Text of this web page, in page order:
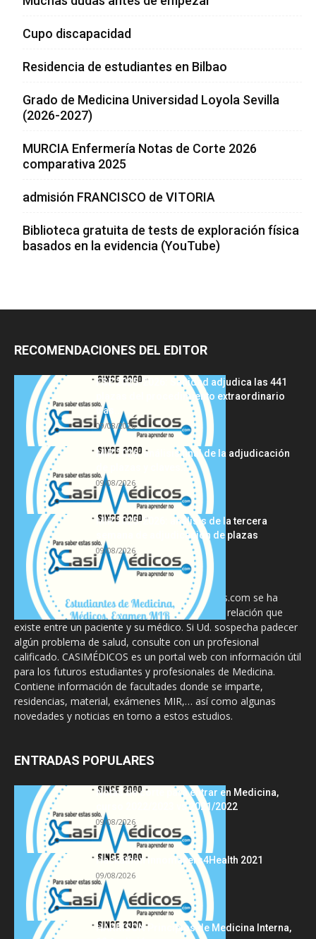
Cupo discapacidad
Residencia de estudiantes en Bilbao
Grado de Medicina Universidad Loyola Sevilla
(2026-2027)
MURCIA Enfermería Notas de Corte 2026
comparativa 2025
admisión FRANCISCO de VITORIA
Biblioteca gratuita de tests de exploración física
basados en la evidencia (YouTube)
RECOMENDACIONES DEL EDITOR
FSE 2025-2026: Sanidad adjudica las 441
plazas del procedimiento extraordinario
tras...
09/08/2026
MIR 2026: análisis final de la adjudicación
de plazas y claves...
09/08/2026
MIR 2025-2026: análisis de la tercera
semana de adjudicación de plazas
09/08/2026
La información proporcionada en CasiMedicos.com se ha
diseñado para complementar, no substituir, la relación que
existe entre un paciente y su médico. Si Ud. sospecha padecer
algún problema de salud, consulte con un profesional
calificado. CASIMÉDICOS es un portal web con información útil
para los futuros estudiantes y profesionales de Medicina.
Contiene información de facultades donde se imparte,
residencias, material, exámenes MIR,… así como algunas
novedades y noticias en torno a estos estudios.
ENTRADAS POPULARES
Notas de corte para entrar en Medicina,
curso 2022/2023 vs 2021/2022
09/08/2026
Hackathon Innomakers4Health 2021
09/08/2026
HARRISON Principios de Medicina Interna,